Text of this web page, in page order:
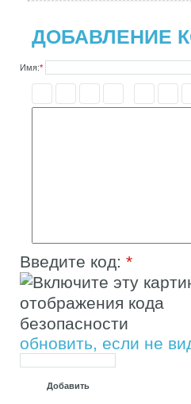
ДОБАВЛЕНИЕ
Имя:*
Введите код: *
обновить, если не
Добавить